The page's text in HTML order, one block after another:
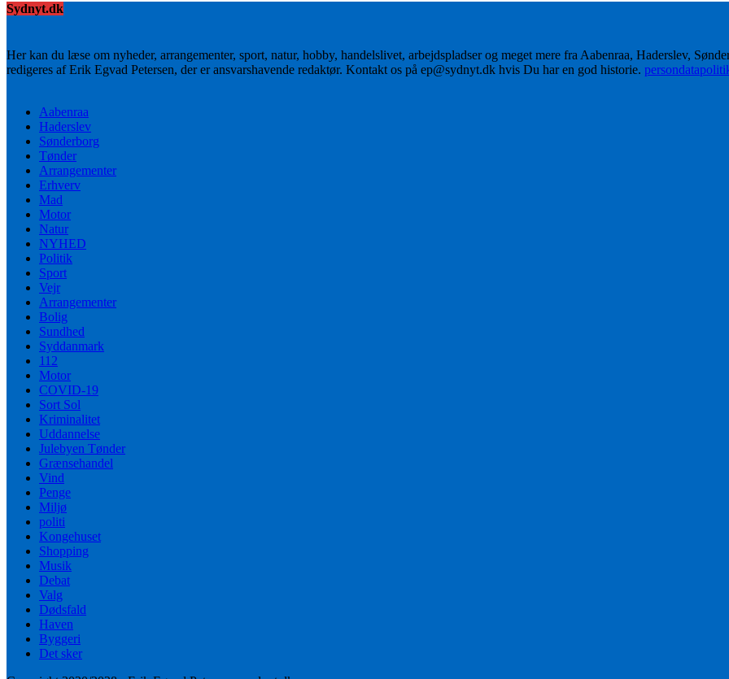
Sydnyt.dk
Her kan du læse om nyheder, arrangementer, sport, natur, hobby, handelslivet, arbejdspladser og meget mere fra Aabenraa, Haderslev,
redigeres af Erik Egvad Petersen, der er ansvarshavende redaktør. Kontakt os på ep@sydnyt.dk hvis Du har en god historie.
Aabenraa
Haderslev
Sønderborg
Tønder
Arrangementer
Erhverv
Mad
Motor
Natur
NYHED
Politik
Sport
Vejr
Arrangementer
Bolig
Sundhed
Syddanmark
112
Motor
COVID-19
Sort Sol
Kriminalitet
Uddannelse
Julebyen Tønder
Grænsehandel
Vind
Penge
Miljø
politi
Kongehuset
Shopping
Musik
Debat
Valg
Dødsfald
Haven
Byggeri
Det sker